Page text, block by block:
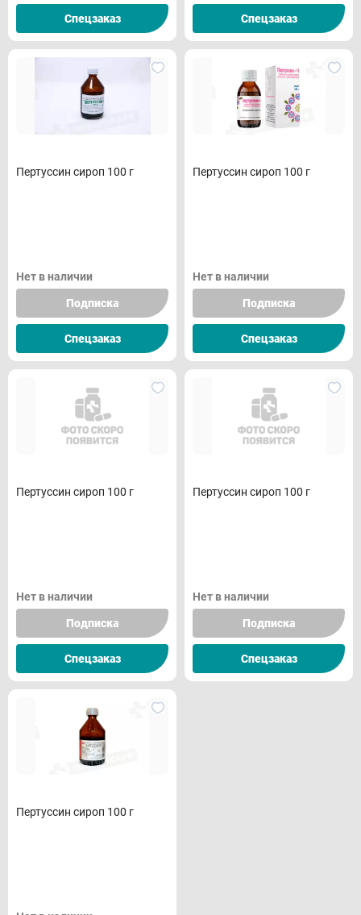
Спецзаказ Спецзаказ
Пертуссин сироп 100 г
Нет в наличии
Подписка
Спецзаказ
Пертуссин сироп 100 г
Нет в наличии
Подписка
Спецзаказ
Пертуссин сироп 100 г
Нет в наличии
Подписка
Спецзаказ
Пертуссин сироп 100 г
Нет в наличии
Подписка
Спецзаказ
Пертуссин сироп 100 г